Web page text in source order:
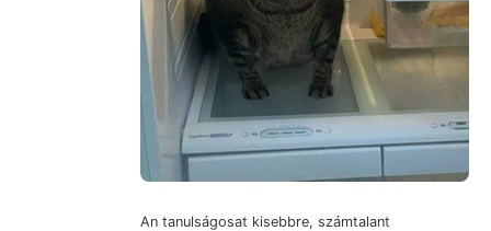
An tanulságosat kisebbre, számtalant